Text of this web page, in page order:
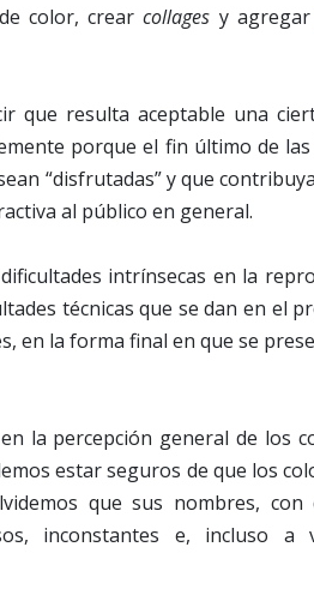
color, crearcollages y agregar
que resulta aceptable una
porque el fin último de
“disfrutadas” y que
al público en general.
intrínsecas en la
técnicas que se dan en el
en la forma final en que se
la percepción general de los
estar seguros de que los
que sus nombres, con
inconstantes e, incluso a